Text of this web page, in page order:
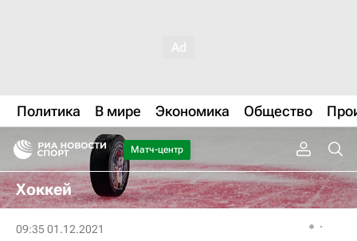
Политика В мире Экономика Общество
Матч-центр
Хоккей
09:35 01.12.2021